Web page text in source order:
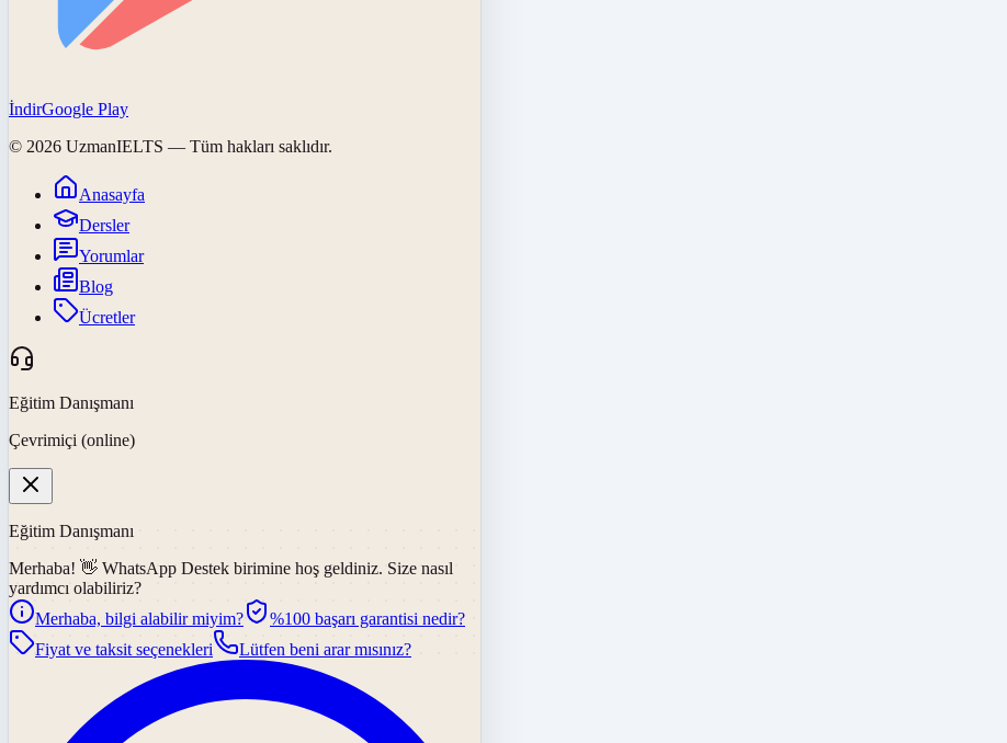
İndirGoogle Play
© 2026 UzmanIELTS — Tüm hakları saklıdır.
Anasayfa
Dersler
Yorumlar
Blog
Ücretler
Eğitim Danışmanı
Çevrimiçi (online)
Eğitim Danışmanı
Merhaba! 👋 WhatsApp Destek birimine hoş geldiniz. Size nasıl
yardımcı olabiliriz?
Merhaba, bilgi alabilir miyim?
%100 başarı garantisi nedir?
Fiyat ve taksit seçenekleri
Lütfen beni arar mısınız?